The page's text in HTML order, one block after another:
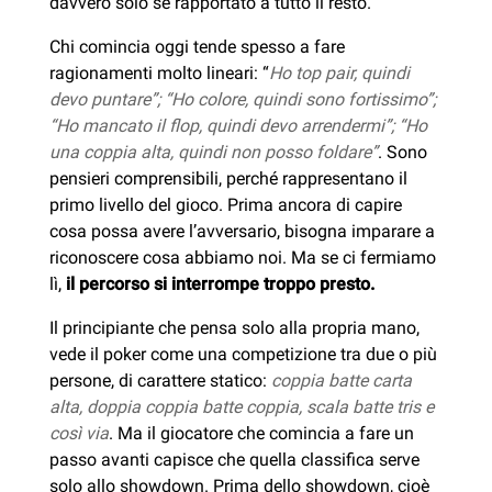
Chi comincia oggi tende spesso a fare
ragionamenti molto lineari: “Ho top pair, quindi
devo puntare”; “Ho colore, quindi sono fortissimo”;
“Ho mancato il flop, quindi devo arrendermi”; “Ho
una coppia alta, quindi non posso foldare”. Sono
pensieri comprensibili, perché rappresentano il
primo livello del gioco. Prima ancora di capire
cosa possa avere l’avversario, bisogna imparare a
riconoscere cosa abbiamo noi. Ma se ci fermiamo
lì, il percorso si interrompe troppo presto.
Il principiante che pensa solo alla propria mano,
vede il poker come una competizione tra due o più
persone, di carattere statico: coppia batte carta
alta, doppia coppia batte coppia, scala batte tris e
così via. Ma il giocatore che comincia a fare un
passo avanti capisce che quella classifica serve
solo allo showdown. Prima dello showdown, cioè